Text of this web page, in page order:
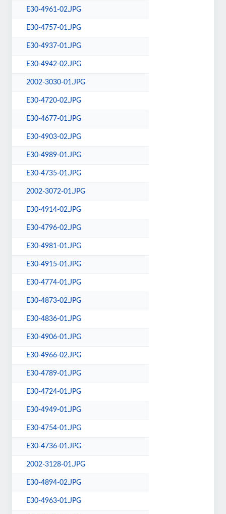
E30-4961-02.JPG
E30-4757-01.JPG
E30-4937-01.JPG
E30-4942-02.JPG
2002-3030-01.JPG
E30-4720-02.JPG
E30-4677-01.JPG
E30-4903-02.JPG
E30-4989-01.JPG
E30-4735-01.JPG
2002-3072-01.JPG
E30-4914-02.JPG
E30-4796-02.JPG
E30-4981-01.JPG
E30-4915-01.JPG
E30-4774-01.JPG
E30-4873-02.JPG
E30-4836-01.JPG
E30-4906-01.JPG
E30-4966-02.JPG
E30-4789-01.JPG
E30-4724-01.JPG
E30-4949-01.JPG
E30-4754-01.JPG
E30-4736-01.JPG
2002-3128-01.JPG
E30-4894-02.JPG
E30-4963-01.JPG